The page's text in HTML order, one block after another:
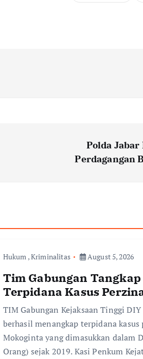
Polda
Perdagangan
Hukum ,Kriminalitas August 5, 2026
Tim Gabungan
Terpidana Kasus
TIM Gabungan Kejaksaan Tinggi
berhasil menangkap terpidana
Mokoginta yang dimasukkan dalam
Orang) sejak 2019. Kasi Penkum